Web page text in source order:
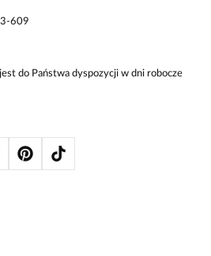
609
do Państwa dyspozycji w dni robocze